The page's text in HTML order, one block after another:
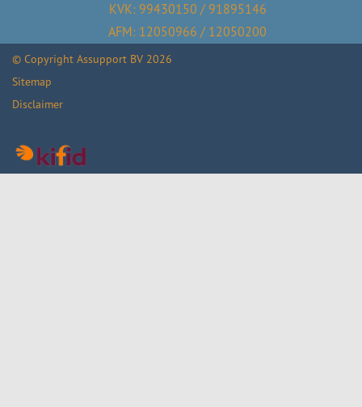
KVK: 99430150 / 91895146
AFM: 12050966 / 12050200
© Copyright Assupport BV 2026
Sitemap
Disclaimer